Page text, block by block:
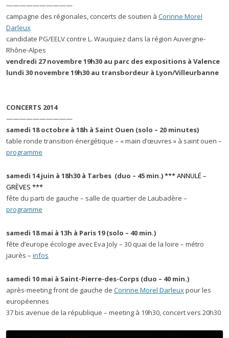
——————————
campagne des régionales, concerts de soutien à Corinne Morel
Darleux
candidate PG/EELV contre L. Wauquiez dans la région Auvergne-
Rhône-Alpes
vendredi 27 novembre 19h30 au parc des expositions à Valence
lundi 30 novembre 19h30 au transbordeur à Lyon/Villeurbanne
CONCERTS 2014
——————————
samedi 18 octobre à 18h à Saint Ouen (solo – 20 minutes)
table ronde transition énergétique – « main d’œuvres » à saint ouen –
programme
samedi 14 juin à 18h30 à Tarbes (duo – 45 min.)*** ANNULÉ –
GRÈVES ***
fête du parti de gauche – salle de quartier de Laubadère –
programme
samedi 18 mai à 13h à Paris 19 (solo – 40 min.)
fête d’europe écologie avec Eva Joly – 30 quai de la loire – métro
jaurès – infos
samedi 10 mai à Saint-Pierre-des-Corps (duo – 40 min.)
après-meeting front de gauche de Corinne Morel Darleuxpour les
européennes
37 bis avenue de la république – meeting à 19h30, concert vers 20h30